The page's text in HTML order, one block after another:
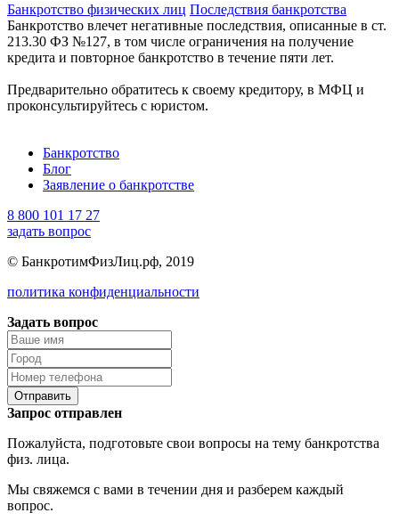
Банкротство физических лиц Последствия банкротства
Банкротство влечет негативные последствия, описанные в ст.
213.30 ФЗ №127, в том числе ограничения на получение
кредита и повторное банкротство в течение пяти лет.
Предварительно обратитесь к своему кредитору, в МФЦ и
проконсультируйтесь с юристом.
Банкротство
Блог
Заявление о банкротстве
8 800 101 17 27
задать вопрос
© БанкротимФизЛиц.рф, 2019
политика конфиденциальности
Задать вопрос
Отправить
Запрос отправлен
Пожалуйста, подготовьте свои вопросы на тему банкротства
физ. лица.
Мы свяжемся с вами в течении дня и разберем каждый
вопрос.